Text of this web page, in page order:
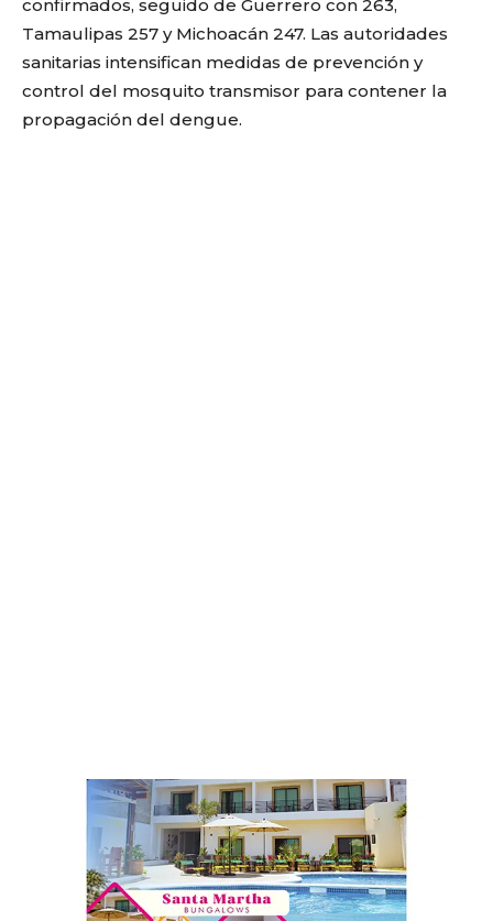
confirmados, seguido de Guerrero con 263,
Tamaulipas 257 y Michoacán 247. Las autoridades
sanitarias intensifican medidas de prevención y
control del mosquito transmisor para contener la
propagación del dengue.